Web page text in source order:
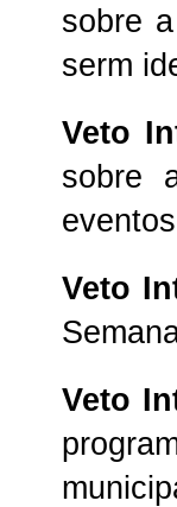
sobre
serm
Veto
sobre
Veto
Veto